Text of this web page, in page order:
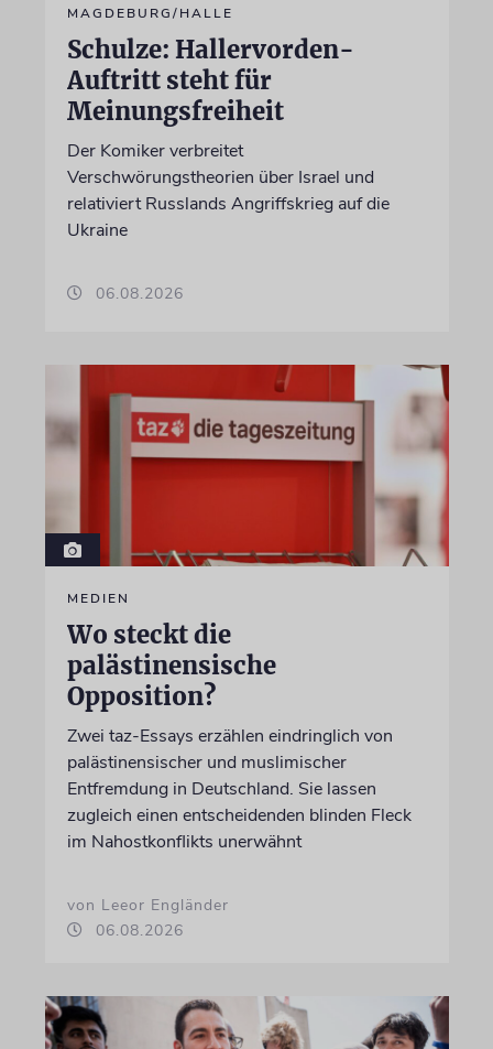
MAGDEBURG/HALLE
Schulze: Hallervorden-
Auftritt steht für
Meinungsfreiheit
Der Komiker verbreitet
Verschwörungstheorien über Israel und
relativiert Russlands Angriffskrieg auf die
Ukraine
06.08.2026
MEDIEN
Wo steckt die
palästinensische
Opposition?
Zwei taz-Essays erzählen eindringlich von
palästinensischer und muslimischer
Entfremdung in Deutschland. Sie lassen
zugleich einen entscheidenden blinden Fleck
im Nahostkonflikts unerwähnt
von Leeor Engländer
06.08.2026